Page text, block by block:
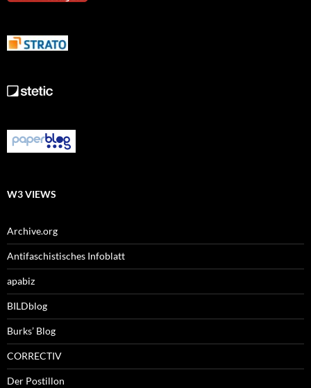
W3 VIEWS
Archive.org
Antifaschistisches Infoblatt
apabiz
BILDblog
Burks’ Blog
CORRECTIV
Der Postillon